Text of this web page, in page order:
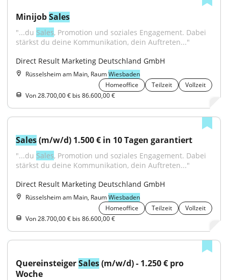
Minijob Sales
"...du Sales, Promotion und soziales Engagement. Dabei
stärkst du deine Kommunikation, dein Auftreten..."
Direct Result Marketing Deutschland GmbH
Rüsselsheim am Main, RaumWiesbaden
Homeoffice
Teilzeit
Vollzeit
Von 28.700,00 € bis 86.600,00 €
Sales (m/w/d) 1.500 € in 10 Tagen garantiert
"...du Sales, Promotion und soziales Engagement. Dabei
stärkst du deine Kommunikation, dein Auftreten..."
Direct Result Marketing Deutschland GmbH
Rüsselsheim am Main, RaumWiesbaden
Homeoffice
Teilzeit
Vollzeit
Von 28.700,00 € bis 86.600,00 €
Quereinsteiger Sales (m/w/d) - 1.250 € pro
Woche